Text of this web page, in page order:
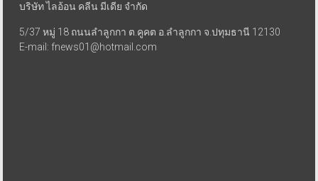
บริษัท ไลอ้อน คลีน มีเดีย จำกัด
5/37 หมู่ 18 ถนนลำลูกกา ต.คูคต อ.ลำลูกกา จ.ปทุมธานี 12130
E-mail: fnews01@hotmail.com